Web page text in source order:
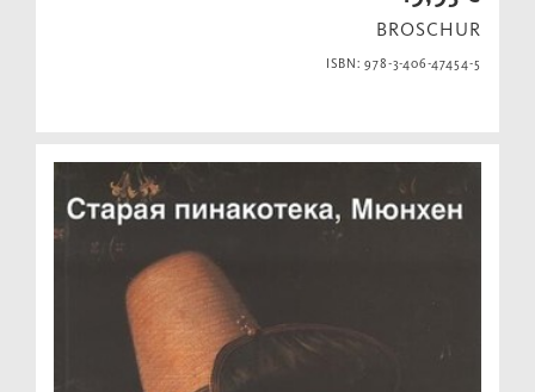
BROSCHUR
ISBN: 978-3-406-47454-5